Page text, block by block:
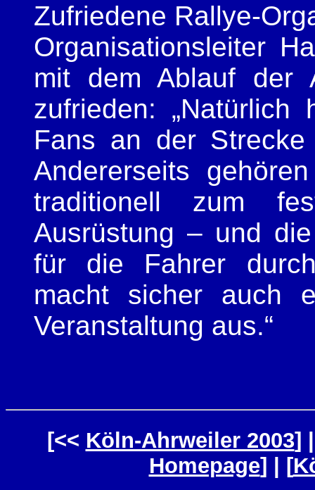
Zufriedene Rallye-
Organisationsleiter
mit dem Ablauf der
zufrieden:
Fans an der Strecke
Andererseits
traditionell zum
Ausrüstung – und
für die Fahrer
macht sicher auch
Veranstaltung aus.“
[<< Köln-Ahrweiler 2003]
Homepage] | [